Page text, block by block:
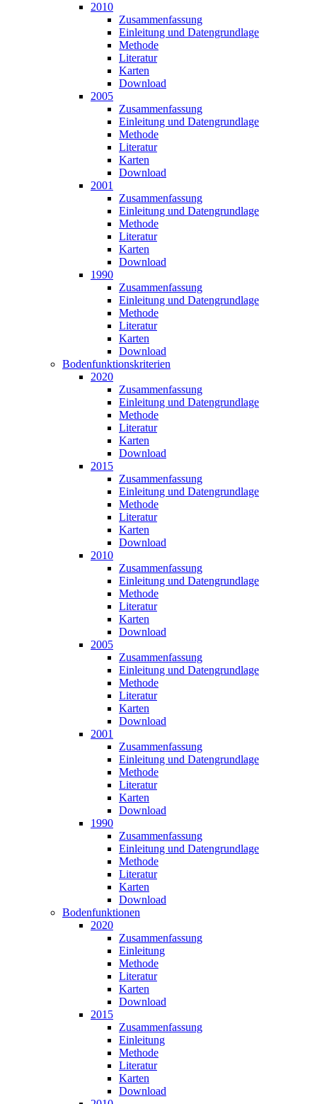
2010
Zusammen­fassung
Einleitung und Datengrundlage
Methode
Literatur
Karten
Download
2005
Zusammen­fassung
Einleitung und Datengrundlage
Methode
Literatur
Karten
Download
2001
Zusammen­fassung
Einleitung und Datengrundlage
Methode
Literatur
Karten
Download
1990
Zusammen­fassung
Einleitung und Datengrundlage
Methode
Literatur
Karten
Download
Bodenfunktions­kriterien
2020
Zusammen­fassung
Einleitung und Datengrundlage
Methode
Literatur
Karten
Download
2015
Zusammen­fassung
Einleitung und Datengrundlage
Methode
Literatur
Karten
Download
2010
Zusammen­fassung
Einleitung und Datengrundlage
Methode
Literatur
Karten
Download
2005
Zusammen­fassung
Einleitung und Datengrundlage
Methode
Literatur
Karten
Download
2001
Zusammen­fassung
Einleitung und Datengrundlage
Methode
Literatur
Karten
Download
1990
Zusammen­fassung
Einleitung und Datengrundlage
Methode
Literatur
Karten
Download
Bodenfunktionen
2020
Zusammen­fassung
Einleitung
Methode
Literatur
Karten
Download
2015
Zusammen­fassung
Einleitung
Methode
Literatur
Karten
Download